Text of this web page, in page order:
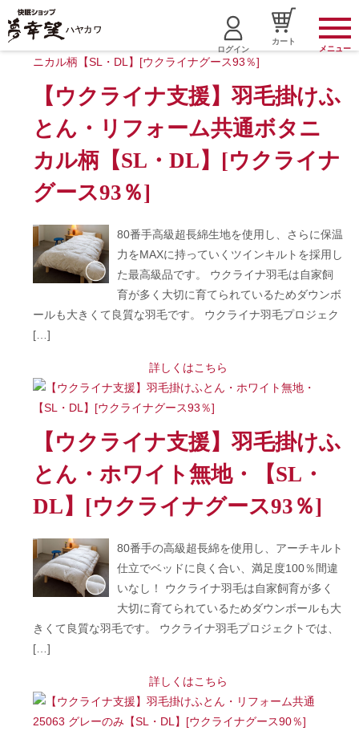
ログイン
カート
メニュー
ホーム
【ウクライナ支援】羽毛掛けふ
とん・リフォーム共通ボタニ
カル柄【SL・DL】[ウクライナ
グース93％]
80番手高級超長綿生地を使用し、さらに保温
力をMAXに持っていくツインキルトを採用し
た最高級品です。 ウクライナ羽毛は自家飼
育が多く大切に育てられているためダウンボ
ールも大きくて良質な羽毛です。 ウクライナ羽毛プロジェク
[…]
詳しくはこちら
【ウクライナ支援】羽毛掛けふ
とん・ホワイト無地・【SL・
DL】[ウクライナグース93％]
80番手の高級超長綿を使用し、アーチキルト
仕立でベッドに良く合い、満足度100％間違
いなし！ ウクライナ羽毛は自家飼育が多く
大切に育てられているためダウンボールも大
きくて良質な羽毛です。 ウクライナ羽毛プロジェクトでは、
[…]
詳しくはこちら